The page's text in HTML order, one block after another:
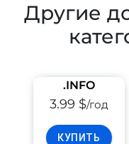
Другие
.INFO
3.99 $/год
КУПИТЬ